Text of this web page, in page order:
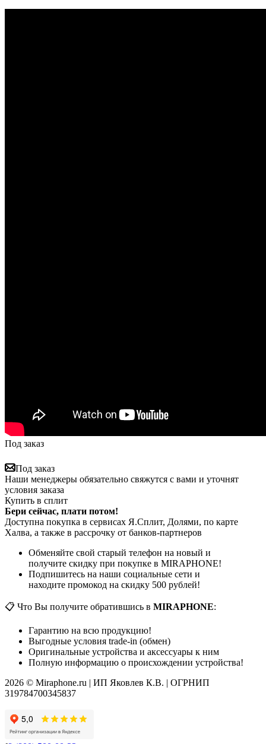
Под заказ
Под заказ
Наши менеджеры обязательно свяжутся с вами и уточнят
условия заказа
Купить в сплит
Бери сейчас, плати потом!
Доступна покупка в сервисах Я.Сплит, Долями, по карте
Халва, а также в рассрочку от банков-партнеров
Обменяйте свой старый телефон на новый и
получите скидку при покупке в MIRAPHONE!
Подпишитесь на наши социальные сети и
находите промокод на скидку 500 рублей!
📋 Что Вы получите обратившись в MIRAPHONE:
Гарантию на всю продукцию!
Выгодные условия trade-in (обмен)
Оригинальные устройства и аксессуары к ним
Полную информацию о происхождении устройства!
2026 © Miraphone.ru | ИП Яковлев К.В. | ОГРНИП
319784700345837